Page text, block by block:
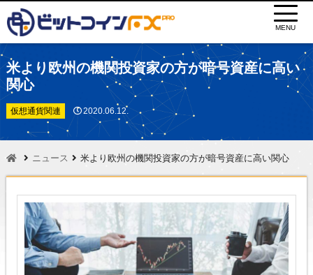
MENU
米より欧州の機関投資家の方が暗号資産に高い
関心
仮想通貨関連 2020.06.12.
ニュース 米より欧州の機関投資家の方が暗号資産に高い関心